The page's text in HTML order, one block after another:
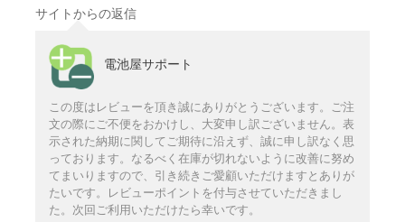
サイトからの返信
電池屋サポート
この度はレビューを頂き誠にありがとうございます。ご注
文の際にご不便をおかけし、大変申し訳ございません。表
示された納期に関してご期待に沿えず、誠に申し訳なく思
っております。なるべく在庫が切れないように改善に努め
てまいりますので、引き続きご愛顧いただけますとありが
たいです。レビューポイントを付与させていただきまし
た。次回ご利用いただけたら幸いです。